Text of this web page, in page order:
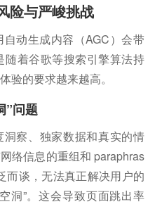
险与严峻挑战
动生成内容（AGC）会带
着谷歌等搜索引擎算法持
验的要求越来越高。
”问题
察、独家数据和真实的情
络信息的重组和 paraphras
而谈，无法真正解决用户的
洞”。这会导致页面跳出率